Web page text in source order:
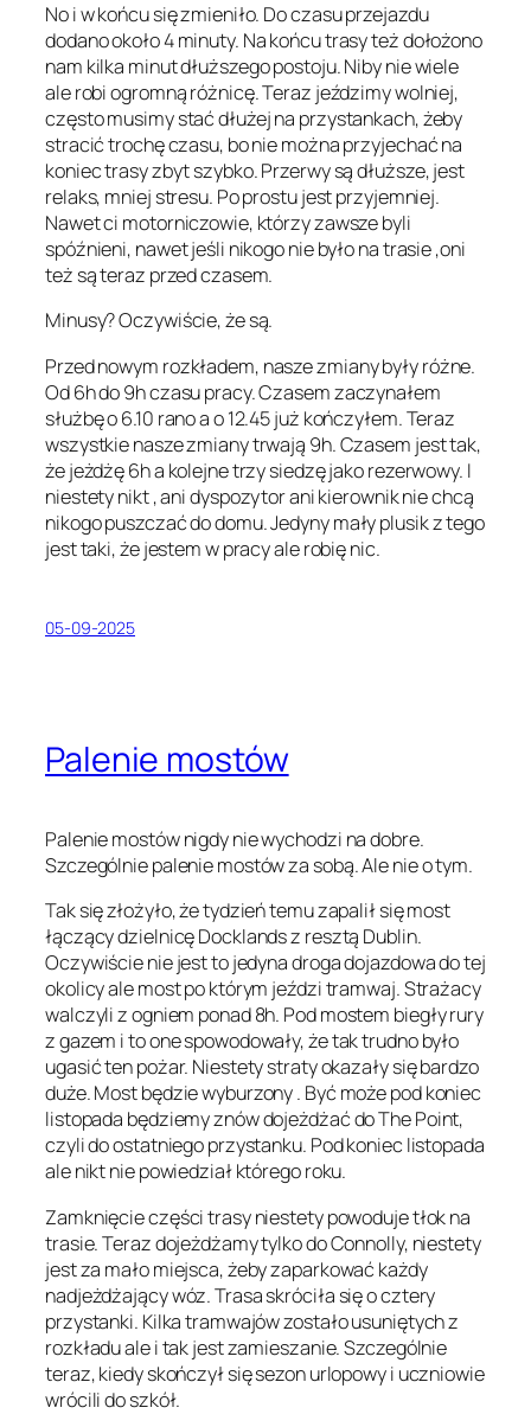
No i w końcu się zmieniło. Do czasu przejazdu
dodano około 4 minuty. Na końcu trasy też dołożono
nam kilka minut dłuższego postoju. Niby nie wiele
ale robi ogromną różnicę. Teraz jeździmy wolniej,
często musimy stać dłużej na przystankach, żeby
stracić trochę czasu, bo nie można przyjechać na
koniec trasy zbyt szybko. Przerwy są dłuższe, jest
relaks, mniej stresu. Po prostu jest przyjemniej.
Nawet ci motorniczowie, którzy zawsze byli
spóźnieni, nawet jeśli nikogo nie było na trasie ,oni
też są teraz przed czasem.
Minusy? Oczywiście, że są.
Przed nowym rozkładem, nasze zmiany były różne.
Od 6h do 9h czasu pracy. Czasem zaczynałem
służbę o 6.10 rano a o 12.45 już kończyłem. Teraz
wszystkie nasze zmiany trwają 9h. Czasem jest tak,
że jeżdżę 6h a kolejne trzy siedzę jako rezerwowy. I
niestety nikt , ani dyspozytor ani kierownik nie chcą
nikogo puszczać do domu. Jedyny mały plusik z tego
jest taki, że jestem w pracy ale robię nic.
05-09-2025
Palenie mostów
Palenie mostów nigdy nie wychodzi na dobre.
Szczególnie palenie mostów za sobą. Ale nie o tym.
Tak się złożyło, że tydzień temu zapalił się most
łączący dzielnicę Docklands z resztą Dublin.
Oczywiście nie jest to jedyna droga dojazdowa do tej
okolicy ale most po którym jeździ tramwaj. Strażacy
walczyli z ogniem ponad 8h. Pod mostem biegły rury
z gazem i to one spowodowały, że tak trudno było
ugasić ten pożar. Niestety straty okazały się bardzo
duże. Most będzie wyburzony . Być może pod koniec
listopada będziemy znów dojeżdżać do The Point,
czyli do ostatniego przystanku. Pod koniec listopada
ale nikt nie powiedział którego roku.
Zamknięcie części trasy niestety powoduje tłok na
trasie. Teraz dojeżdżamy tylko do Connolly, niestety
jest za mało miejsca, żeby zaparkować każdy
nadjeżdżający wóz. Trasa skróciła się o cztery
przystanki. Kilka tramwajów zostało usuniętych z
rozkładu ale i tak jest zamieszanie. Szczególnie
teraz, kiedy skończył się sezon urlopowy i uczniowie
wrócili do szkół.